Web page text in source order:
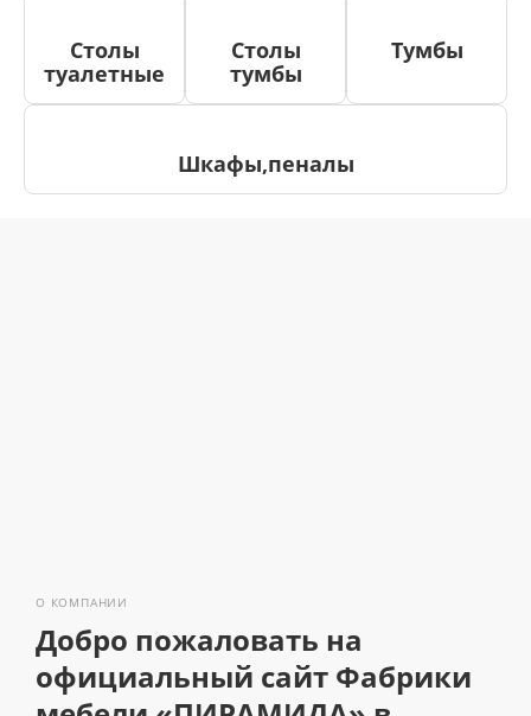
Столы
туалетные
Столы
тумбы
Тумбы
Шкафы,пеналы
О КОМПАНИИ
Добро пожаловать на
официальный сайт Фабрики